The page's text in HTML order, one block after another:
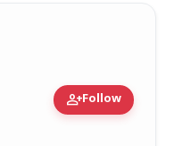
person_addFollow